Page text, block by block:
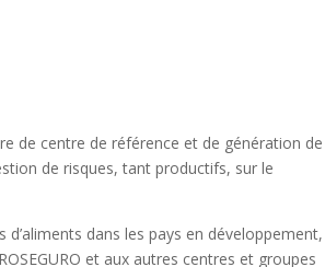
de centre de référence et de génération de
de risques, tant productifs, sur le
dans les pays en développement,
et aux autres centres et groupes